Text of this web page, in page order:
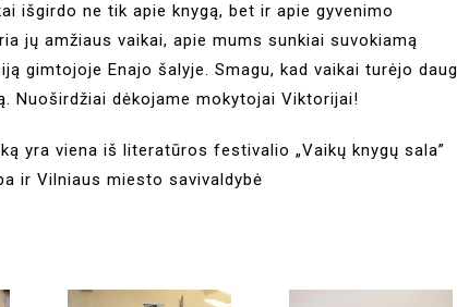
išgirdo ne tik apie knygą, bet ir apie gyvenimo
jų amžiaus vaikai, apie mums sunkiai suvokiamą
gimtojoje Enajo šalyje. Smagu, kad vaikai turėjo daug
Nuoširdžiai dėkojame mokytojai Viktorijai!
yra viena iš literatūros festivalio „Vaikų knygų sala”
ir Vilniaus miesto savivaldybė